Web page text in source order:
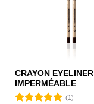
CRAYON EYELINER
IMPERMÉABLE
(1)